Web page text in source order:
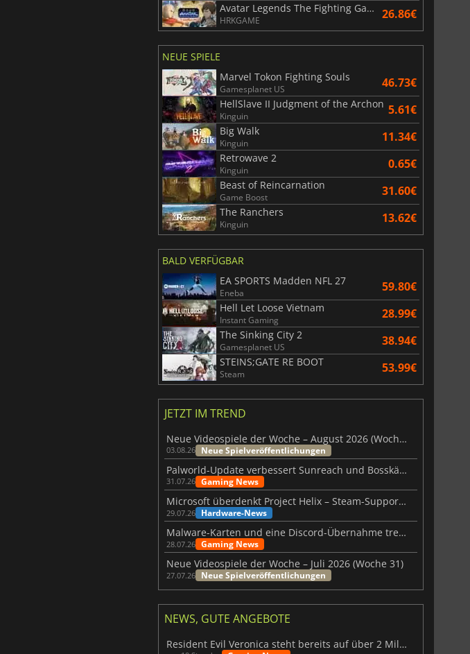
Avatar Legends The Fighting Game
HRKGAME 26.86€
NEUE SPIELE
Marvel Tokon Fighting Souls
Gamesplanet US 46.73€
HellSlave II Judgment of the Archon
Kinguin 5.61€
Big Walk
Kinguin 11.34€
Retrowave 2
Kinguin 0.65€
Beast of Reincarnation
Game Boost 31.60€
The Ranchers
Kinguin 13.62€
BALD VERFÜGBAR
EA SPORTS Madden NFL 27
Eneba 59.80€
Hell Let Loose Vietnam
Instant Gaming 28.99€
The Sinking City 2
Gamesplanet US 38.94€
STEINS;GATE RE BOOT
Steam 53.99€
JETZT IM TREND
Neue Videospiele der Woche – August 2026 (Woche 32)
03.08.26 Neue Spielveröffentlichungen
Palworld-Update verbessert Sunreach und Bosskämpfe deutlich
31.07.26 Gaming News
Microsoft überdenkt Project Helix – Steam-Support gefährdet
29.07.26 Hardware-News
Malware-Karten und eine Discord-Übernahme treffen Meccha Chameleon
28.07.26 Gaming News
Neue Videospiele der Woche – Juli 2026 (Woche 31)
27.07.26 Neue Spielveröffentlichungen
NEWS, GUTE ANGEBOTE
Resident Evil Veronica steht bereits auf über 2 Millionen Wunschlisten